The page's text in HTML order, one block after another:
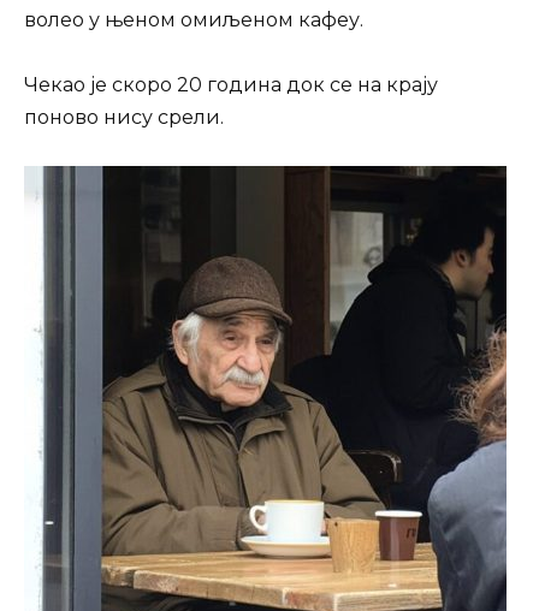
волео у њеном омиљеном кафеу.
Чекао је скоро 20 година док се на крају
поново нису срели.